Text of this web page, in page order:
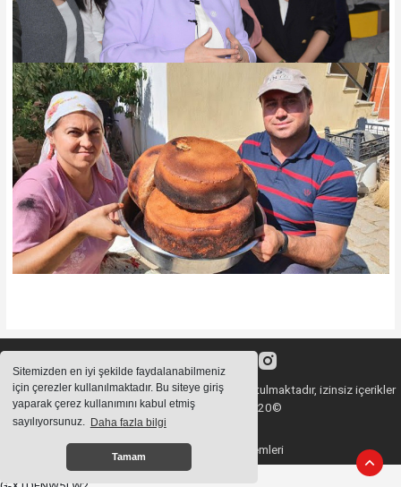
Sitemizden en iyi şekilde faydalanabilmeniz
için çerezler kullanılmaktadır. Bu siteye giriş
yaparak çerez kullanımını kabul etmiş
sayılıyorsunuz. Daha fazla bilgi
Tamam
Sitemizde bulunan içeriklerin tüm hakları saklı tutulmaktadır, izinsiz içerikler
kullanılamaz. Copyright 2020©
Haber Yazılımı: Haber Sistemleri